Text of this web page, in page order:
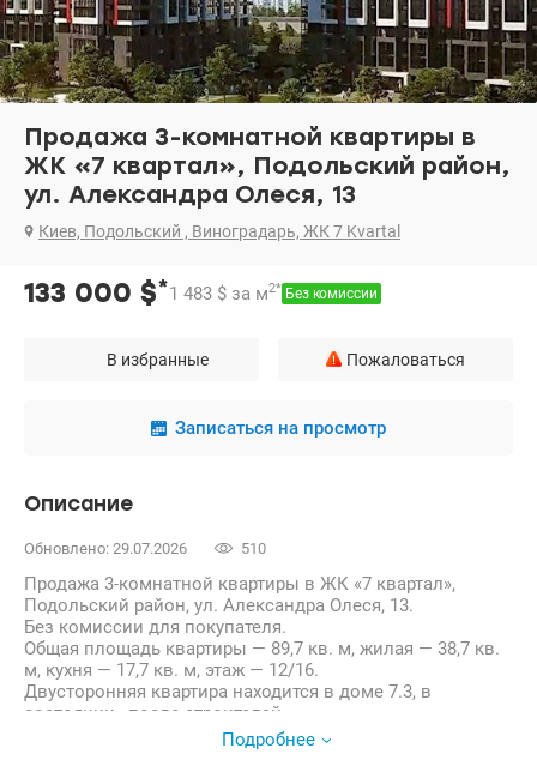
Продажа 3-комнатной квартиры в
ЖК «7 квартал», Подольский район,
ул. Александра Олеся, 13
Киев, Подольский , Виноградарь, ЖК 7 Kvartal
133 000 $*1 483 $ за м2* Без комиссии
В избранные Пожаловаться
Записаться на просмотр
Описание
Обновлено: 29.07.2026 510
Продажа 3-комнатной квартиры в ЖК «7 квартал»,
Подольский район, ул. Александра Олеся, 13.
Без комиссии для покупателя.
Общая площадь квартиры — 89,7 кв. м, жилая — 38,7 кв.
м, кухня — 17,7 кв. м, этаж — 12/16.
Двусторонняя квартира находится в доме 7.3, в
состоянии «после строителей».
Подробнее